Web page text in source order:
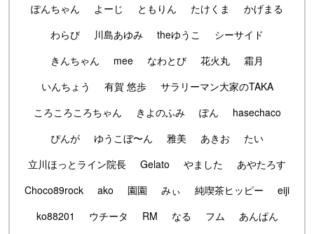
ぽんちゃん
よーじ ともりん たけくま
かげまる
わらび
川島あゆみ theゆうこ
シーサイド
きんちゃん
mee なわとび 花火丸
霜月
いんちょう
有賀 悠歩
サラリーマン大家のTAKA
ころころころちゃん
きよのふみ ぽん
hasechaco
ぴんが
ゆうこぼ〜ん 雅美 あきお
たい
立川ほっとライン院長
Gelato やました
あやたろす
Choco89rock
ako 園園 みぃ 純喫茶ヒッピー
eiji
ko88201
ウチータ RM なる フム
あんぱん